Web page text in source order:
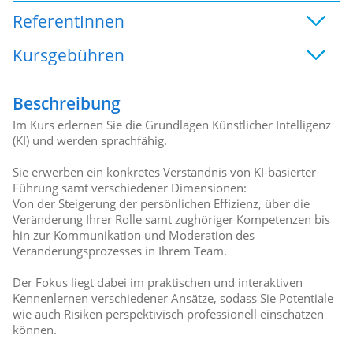
ReferentInnen
Kursgebühren
Beschreibung
Im Kurs erlernen Sie die Grundlagen Künstlicher Intelligenz
(KI) und werden sprachfähig.
Sie erwerben ein konkretes Verständnis von KI-basierter
Führung samt verschiedener Dimensionen:
Von der Steigerung der persönlichen Effizienz, über die
Veränderung Ihrer Rolle samt zughöriger Kompetenzen bis
hin zur Kommunikation und Moderation des
Veränderungsprozesses in Ihrem Team.
Der Fokus liegt dabei im praktischen und interaktiven
Kennenlernen verschiedener Ansätze, sodass Sie Potentiale
wie auch Risiken perspektivisch professionell einschätzen
können.